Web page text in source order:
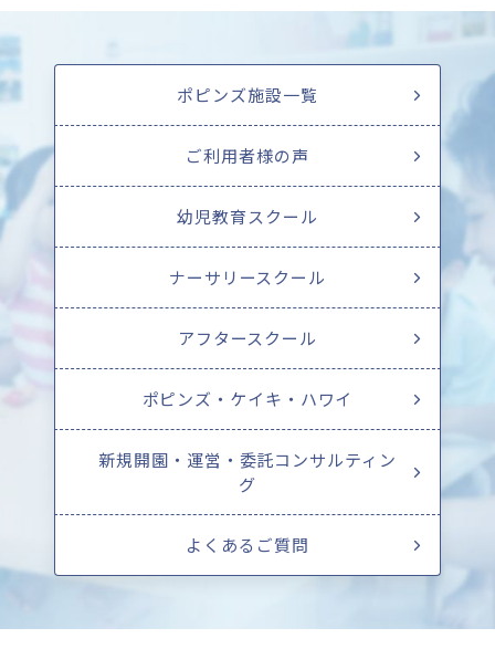
ポピンズ施設一覧
ご利用者様の声
幼児教育スクール
ナーサリースクール
アフタースクール
ポピンズ・ケイキ・ハワイ
新規開園・運営・委託コンサルティン
グ
よくあるご質問